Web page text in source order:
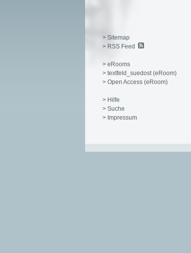
> Sitemap
> RSS Feed
> eRooms
> textfeld_suedost (eRoom)
> Open Access (eRoom)
> Hilfe
> Suche
> Impressum